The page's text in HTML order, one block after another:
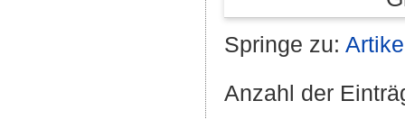
Springe zu:
Anzahl der